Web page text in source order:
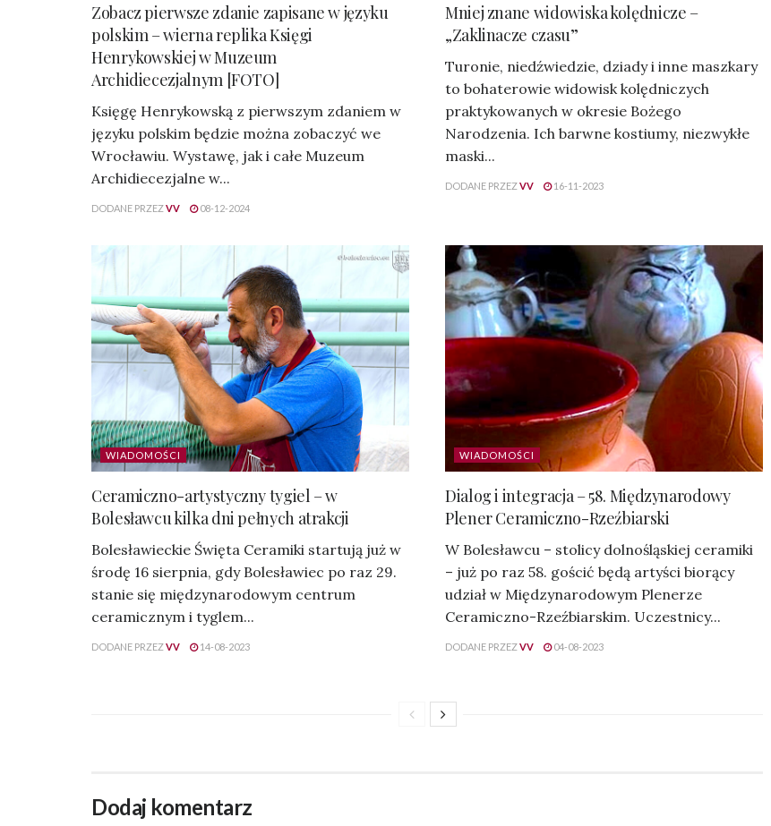
Zobacz pierwsze zdanie zapisane w języku
polskim – wierna replika Księgi
Henrykowskiej w Muzeum
Archidiecezjalnym [FOTO]
Księgę Henrykowską z pierwszym zdaniem w
języku polskim będzie można zobaczyć we
Wrocławiu. Wystawę, jak i całe Muzeum
Archidiecezjalne w...
DODANE PRZEZVV 08-12-2024
Mniej znane widowiska kolędnicze –
„Zaklinacze czasu”
Turonie, niedźwiedzie, dziady i inne maszkary
to bohaterowie widowisk kolędniczych
praktykowanych w okresie Bożego
Narodzenia. Ich barwne kostiumy, niezwykłe
maski...
DODANE PRZEZVV 16-11-2023
WIADOMOŚCI
Ceramiczno-artystyczny tygiel – w
Bolesławcu kilka dni pełnych atrakcji
Bolesławieckie Święta Ceramiki startują już w
środę 16 sierpnia, gdy Bolesławiec po raz 29.
stanie się międzynarodowym centrum
ceramicznym i tyglem...
DODANE PRZEZVV 14-08-2023
WIADOMOŚCI
Dialog i integracja – 58. Międzynarodowy
Plener Ceramiczno-Rzeźbiarski
W Bolesławcu – stolicy dolnośląskiej ceramiki
– już po raz 58. gościć będą artyści biorący
udział w Międzynarodowym Plenerze
Ceramiczno-Rzeźbiarskim. Uczestnicy...
DODANE PRZEZVV 04-08-2023
Dodaj komentarz